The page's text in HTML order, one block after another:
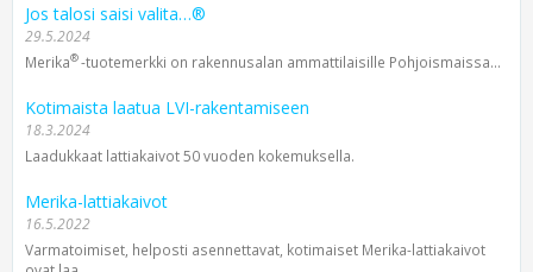
Jos talosi saisi valita…®
29.5.2024
Merika®-tuotemerkki on rakennusalan ammattilaisille Pohjoismaissa...
Kotimaista laatua LVI-rakentamiseen
18.3.2024
Laadukkaat lattiakaivot 50 vuoden kokemuksella.
Merika-lattiakaivot
16.5.2022
Varmatoimiset, helposti asennettavat, kotimaiset Merika-lattiakaivot